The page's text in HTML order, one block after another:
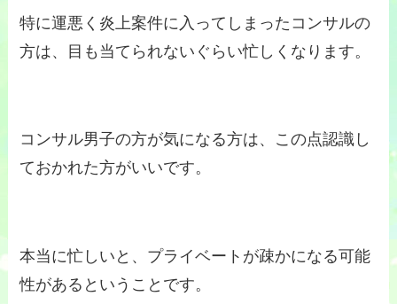
特に運悪く炎上案件に入ってしまったコンサルの
方は、目も当てられないぐらい忙しくなります。
コンサル男子の方が気になる方は、この点認識し
ておかれた方がいいです。
本当に忙しいと、プライベートが疎かになる可能
性があるということです。